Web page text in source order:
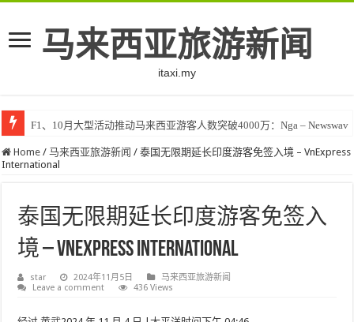
马来西亚旅游新闻
itaxi.my
F1、10月大型活动推动马来西亚游客人数突破4000万：Nga – Newswav
Klook客路将印度和中东创作者聚集在马来西亚 – TravelBiz Monitor
Home / 马来西亚旅游新闻 / 泰国无限期延长印度游客免签入境 – VnExpress
International
泰国无限期延长印度游客免签入
境 – VnExpress International
star 2024年11月5日
马来西亚旅游新闻
Leave a comment
436 Views